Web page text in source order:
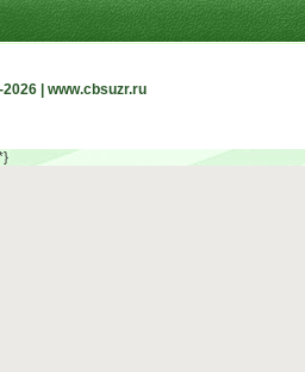
www.cbsuzr.ru
| www.cbsuzr.ru